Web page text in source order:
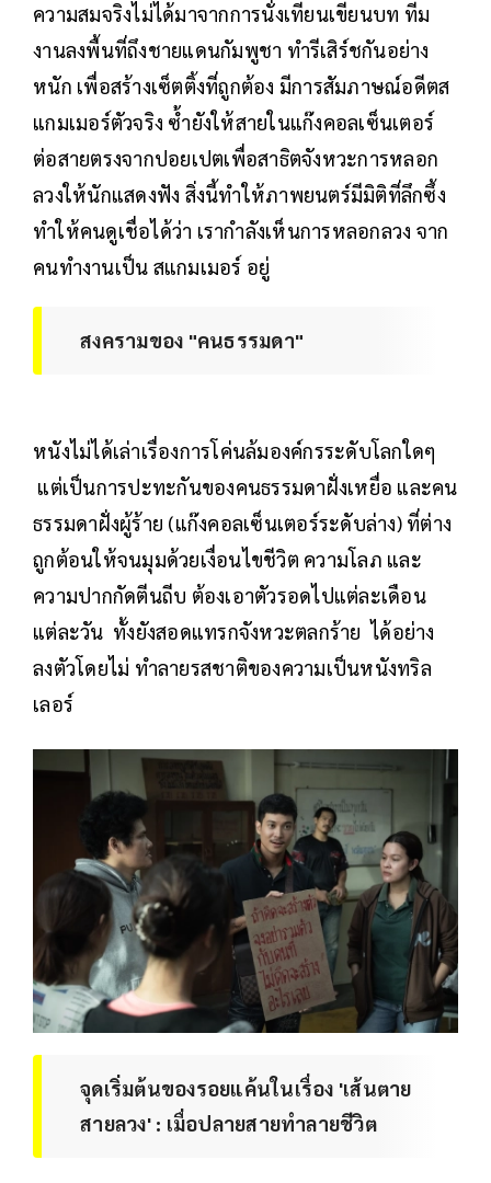
ความสมจริงไม่ได้มาจากการนั่งเทียนเขียนบท ทีม
งานลงพื้นที่ถึงชายแดนกัมพูชา ทำรีเสิร์ชกันอย่าง
หนัก เพื่อสร้างเซ็ตติ้งที่ถูกต้อง มีการสัมภาษณ์อดีตส
แกมเมอร์ตัวจริง ซ้ำยังให้สายในแก๊งคอลเซ็นเตอร์
ต่อสายตรงจากปอยเปตเพื่อสาธิตจังหวะการหลอก
ลวงให้นักแสดงฟัง สิ่งนี้ทำให้ภาพยนตร์มีมิติที่ลึกซึ้ง
ทำให้คนดูเชื่อได้ว่า เรากำลังเห็นการหลอกลวง จาก
คนทำงานเป็น สแกมเมอร์ อยู่
สงครามของ "คนธรรมดา"
หนังไม่ได้เล่าเรื่องการโค่นล้มองค์กรระดับโลกใดๆ
แต่เป็นการปะทะกันของคนธรรมดาฝั่งเหยื่อ และคน
ธรรมดาฝั่งผู้ร้าย (แก๊งคอลเซ็นเตอร์ระดับล่าง) ที่ต่าง
ถูกต้อนให้จนมุมด้วยเงื่อนไขชีวิต ความโลภ และ
ความปากกัดตีนถีบ ต้องเอาตัวรอดไปแต่ละเดือน
แต่ละวัน ทั้งยังสอดแทรกจังหวะตลกร้าย ได้อย่าง
ลงตัวโดยไม่ ทำลายรสชาติของความเป็นหนังทริล
เลอร์
จุดเริ่มต้นของรอยแค้นในเรื่อง 'เส้นตาย
สายลวง' : เมื่อปลายสายทำลายชีวิต